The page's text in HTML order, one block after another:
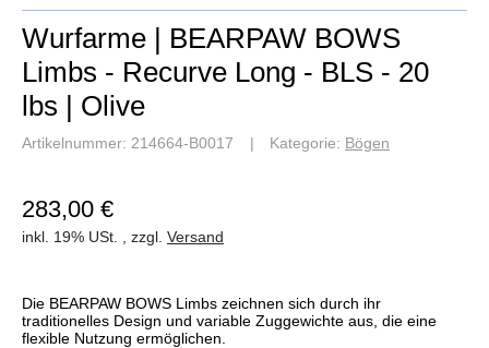
Wurfarme | BEARPAW BOWS
Limbs - Recurve Long - BLS - 20
lbs | Olive
Artikelnummer: 214664-B0017 Kategorie: Bögen
283,00 €
inkl. 19% USt. , zzgl. Versand
Die BEARPAW BOWS Limbs zeichnen sich durch ihr
traditionelles Design und variable Zuggewichte aus, die eine
flexible Nutzung ermöglichen.